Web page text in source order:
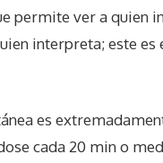
ver a quien
interpreta; este es
es
cada 20 min o